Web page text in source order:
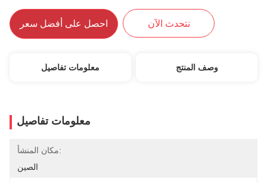
احصل على أفضل سعر نتحدث الآن
معلومات تفاصيل وصف المنتج
معلومات تفاصيل
مكان المنشأ:
الصين